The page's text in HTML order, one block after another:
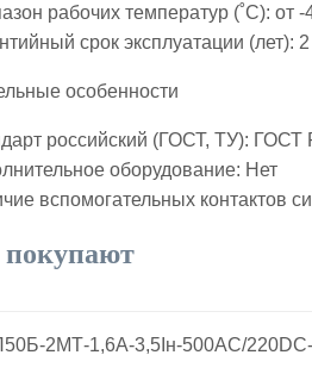
рабочих температур (˚С): от -
срок эксплуатации (лет): 2
особенности
российский (ГОСТ, ТУ): ГОСТ
оборудование: Нет
вспомогательных контактов